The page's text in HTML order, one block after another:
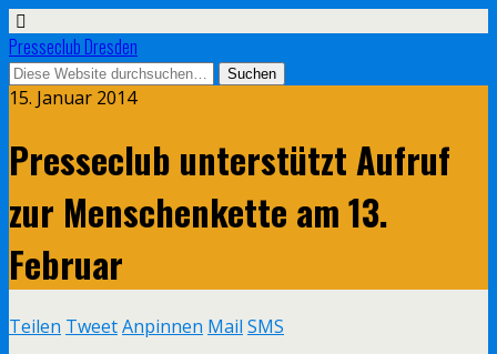
Presseclub Dresden
15. Januar 2014
Presseclub unterstützt Aufruf
zur Menschenkette am 13.
Februar
Teilen TweetAnpinnen Mail SMS